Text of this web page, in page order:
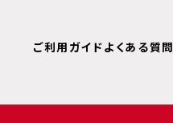
ご利用ガイドよくある質問